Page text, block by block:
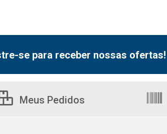
se para receber nossas ofertas!
Meus Pedidos